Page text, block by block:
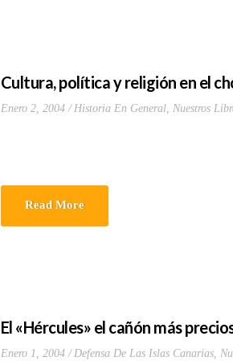
Cultura, política y religión en el
Enero 2, 2004 Historia En General, Nuestros
Read More
El «Hércules» el cañón más
Enero 1, 2004 Defensa De Las Islas Canarias,